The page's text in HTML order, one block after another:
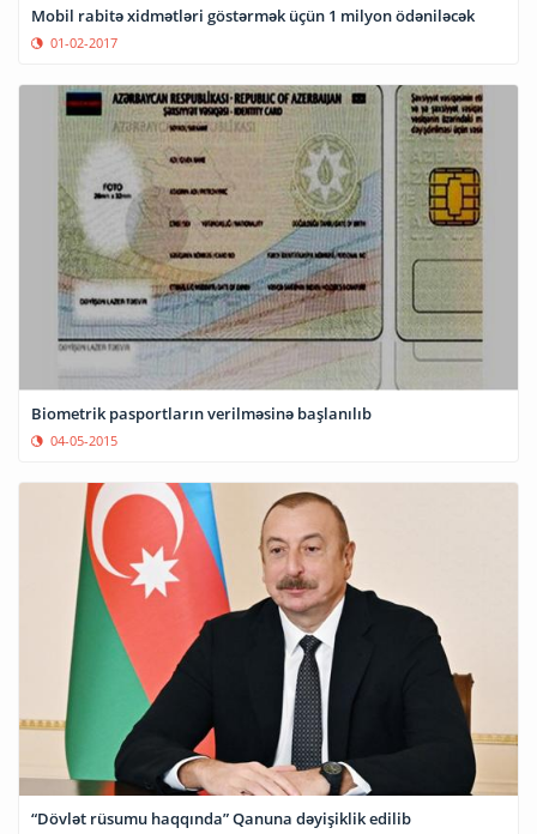
Mobil rabitə xidmətləri göstərmək üçün 1 milyon ödəniləcək
01-02-2017
Biometrik pasportların verilməsinə başlanılıb
04-05-2015
“Dövlət rüsumu haqqında” Qanuna dəyişiklik edilib